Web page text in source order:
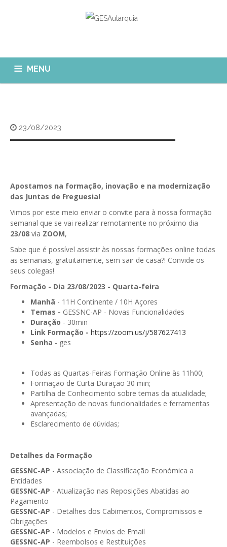
MENU
O que fazemos?
GESCanídeo
GESContPública
GESDocumental
GESEscola
GESFaturação
GESFeira
GESMarcação
GESSNC-AP
GESSNC-AP Reg. Completo
GESPopulação
Configurar Email
Eliminar Conta
Isenção de IVA
Submeter SAFT
23/08/2023
Apostamos na formação, inovação e na modernização
das Juntas de Freguesia!
Vimos por este meio enviar o convite para à nossa formação
semanal que se vai realizar remotamente no próximo dia
23/08 via ZOOM,
Sabe que é possível assistir às nossas formações online todas
as semanais, gratuitamente, sem sair de casa?! Convide os
seus colegas!
Formação - Dia 23/08/2023 - Quarta-feira
Manhã - 11H Continente / 10H Açores
Temas - GESSNC-AP - Novas Funcionalidades
Duração - 30min
Link Formação - https://zoom.us/j/587627413
Senha - ges
Todas as Quartas-Feiras Formação Online às 11h00;
Formação de Curta Duração 30 min;
Partilha de Conhecimento sobre temas da atualidade;
Apresentação de novas funcionalidades e ferramentas
avançadas;
Esclarecimento de dúvidas;
Detalhes da Formação
GESSNC-AP - Associação de Classificação Económica a
Entidades
GESSNC-AP - Atualização nas Reposições Abatidas ao
Pagamento
GESSNC-AP - Detalhes dos Cabimentos, Compromissos e
Obrigações
GESSNC-AP - Modelos e Envios de Email
GESSNC-AP - Reembolsos e Restituições